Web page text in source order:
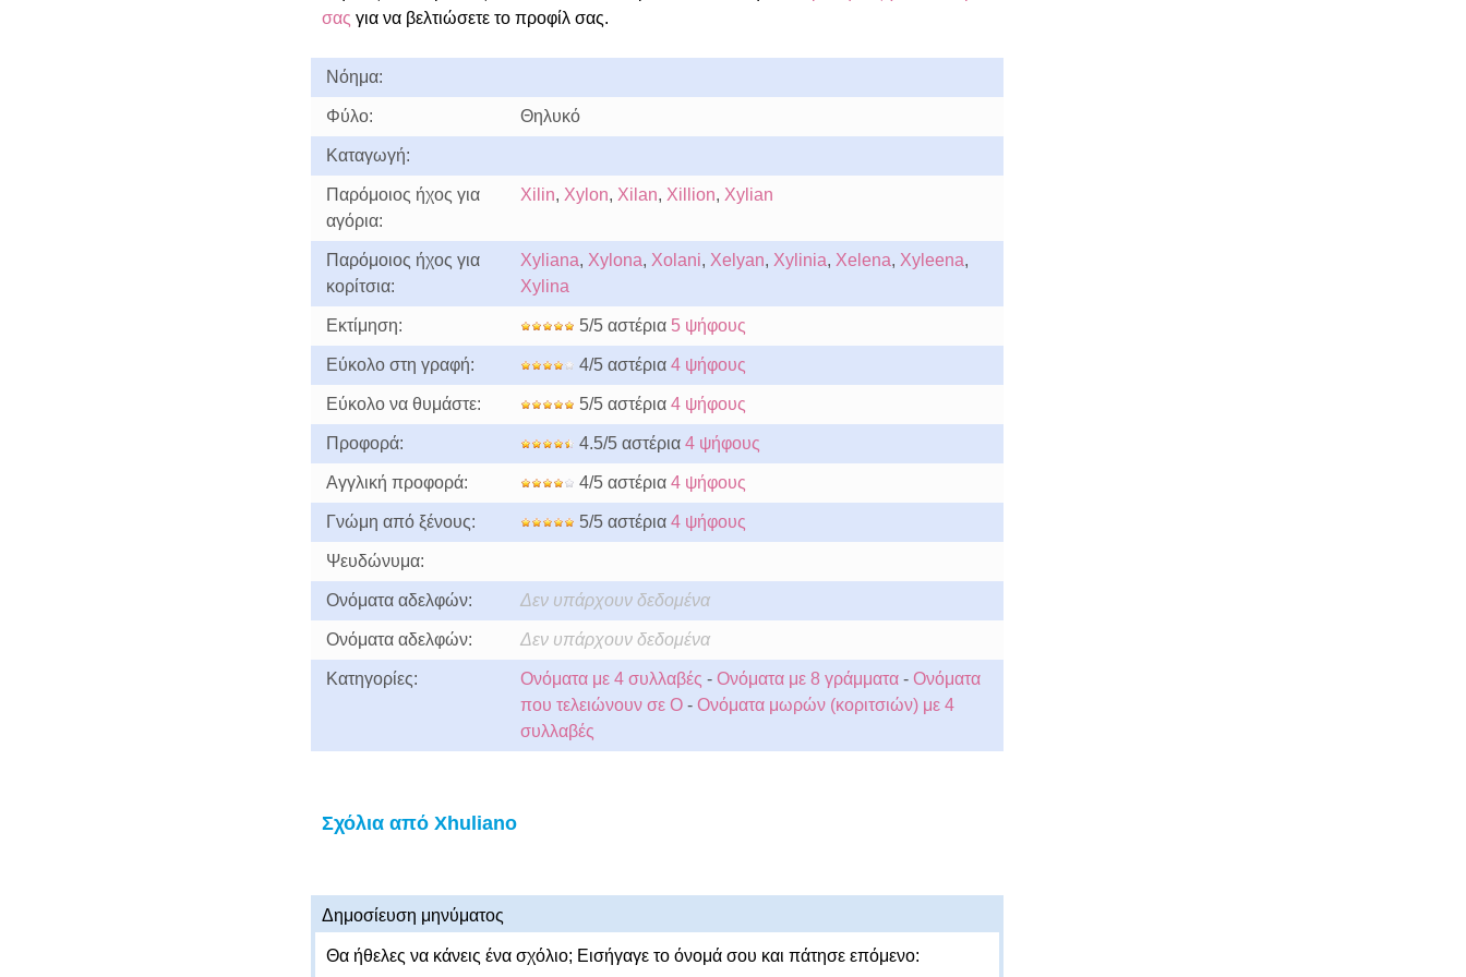
σας για να βελτιώσετε το προφίλ σας.
Νόημα:
Φύλο: Θηλυκό
Καταγωγή:
Παρόμοιος ήχος για
αγόρια:
Xilin, Xylon, Xilan, Xillion, Xylian
Παρόμοιος ήχος για
κορίτσια:
Xyliana, Xylona, Xolani, Xelyan, Xylinia, Xelena, Xyleena,
Xylina
Εκτίμηση: 5/5 αστέρια 5 ψήφους
Εύκολο στη γραφή: 4/5 αστέρια 4 ψήφους
Εύκολο να θυμάστε: 5/5 αστέρια 4 ψήφους
Προφορά: 4.5/5 αστέρια 4 ψήφους
Αγγλική προφορά: 4/5 αστέρια 4 ψήφους
Γνώμη από ξένους: 5/5 αστέρια 4 ψήφους
Ψευδώνυμα:
Ονόματα αδελφών: Δεν υπάρχουν δεδομένα
Ονόματα αδελφών: Δεν υπάρχουν δεδομένα
Κατηγορίες: Ονόματα με 4 συλλαβές - Ονόματα με 8 γράμματα- Ονόματα
που τελειώνουν σε O- Ονόματα μωρών (κοριτσιών) με 4
συλλαβές
Σχόλια από Xhuliano
Δημοσίευση μηνύματος
Θα ήθελες να κάνεις ένα σχόλιο; Εισήγαγε το όνομά σου και πάτησε επόμενο: